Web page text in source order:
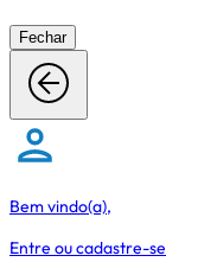
Fechar
Bem vindo(a),
Entre oucadastre-se